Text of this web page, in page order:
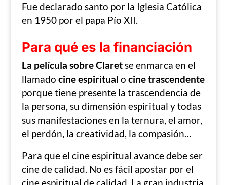
Fue declarado santo por la Iglesia Católica
en 1950 por el papa Pío XII.
Para qué es la financiación
La película sobre Claretse enmarca en el
llamado cine espiritual o cine trascendente
porque tiene presente la trascendencia de
la persona, su dimensión espiritual y todas
sus manifestaciones en la ternura, el amor,
el perdón, la creatividad, la compasión…
Para que el cine espiritual avance debe ser
cine de calidad. No es fácil apostar por el